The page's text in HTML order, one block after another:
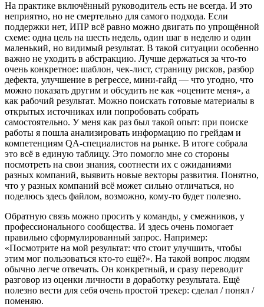
На практике включённый руководитель есть не всегда. И это
неприятно, но не смертельно для самого подхода. Если
поддержки нет, ИПР всё равно можно двигать по упрощённой
схеме: одна цель на шесть недель, один шаг в неделю и один
маленький, но видимый результат. В такой ситуации особенно
важно не уходить в абстракцию. Лучше держаться за что-то
очень конкретное: шаблон, чек-лист, страницу рисков, разбор
дефекта, улучшение в регрессе, мини-гайд — что угодно, что
можно показать другим и обсудить не как «оцените меня», а
как рабочий результат. Можно поискать готовые материалы в
открытых источниках или попробовать собрать
самостоятельно. У меня как раз был такой опыт: при поиске
работы я пошла анализировать информацию по грейдам и
компетенциям QA-специалистов на рынке. В итоге собрала
это всё в единую таблицу. Это помогло мне со стороны
посмотреть на свои знания, соотнести их с ожиданиями
разных компаний, выявить новые векторы развития. Понятно,
что у разных компаний всё может сильно отличаться, но
поделюсь здесь файлом, возможно, кому-то будет полезно.
Обратную связь можно просить у команды, у смежников, у
профессионального сообщества. И здесь очень помогает
правильно сформулированный запрос. Например:
«Посмотрите на мой результат: что стоит улучшить, чтобы
этим мог пользоваться кто-то ещё?». На такой вопрос людям
обычно легче отвечать. Он конкретный, и сразу переводит
разговор из оценки личности в доработку результата. Ещё
полезно вести для себя очень простой трекер: сделал / понял /
поменяю.